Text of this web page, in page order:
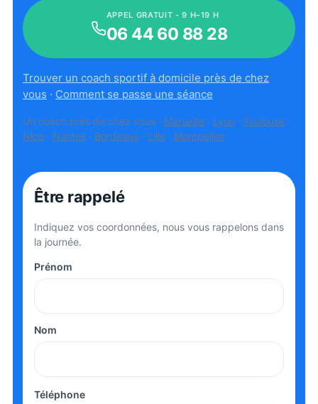
APPEL GRATUIT - 9 H–19 H
06 44 60 88 28
Trouver un coach sportif à domicile près de chez
vous · Comment se passe une séance
Un coach près de chez vous : Marseille · Lyon · Toulouse ·
Nice · Nantes · Bordeaux · Lille · Montpellier
Être rappelé
Indiquez vos coordonnées, nous vous rappelons dans
la journée.
Prénom
Nom
Téléphone